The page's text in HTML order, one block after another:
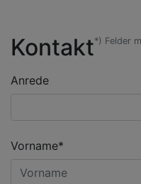
*) Felder
Kontakt
Anrede
Vorname*